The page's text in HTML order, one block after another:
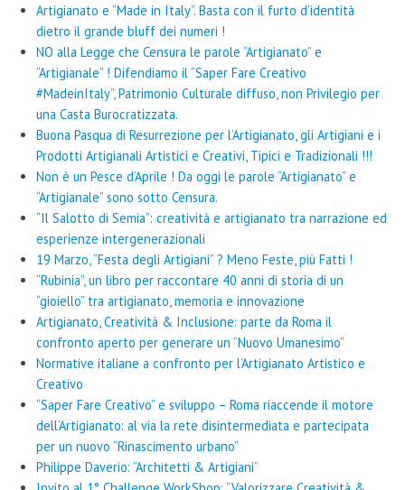
Artigianato e “Made in Italy”. Basta con il furto d’identità
dietro il grande bluff dei numeri !
NO alla Legge che Censura le parole “Artigianato” e
“Artigianale” ! Difendiamo il “Saper Fare Creativo
#MadeinItaly”, Patrimonio Culturale diffuso, non Privilegio per
una Casta Burocratizzata.
Buona Pasqua di Resurrezione per l’Artigianato, gli Artigiani e i
Prodotti Artigianali Artistici e Creativi, Tipici e Tradizionali !!!
Non è un Pesce d’Aprile ! Da oggi le parole “Artigianato” e
“Artigianale” sono sotto Censura.
“Il Salotto di Semia”: creatività e artigianato tra narrazione ed
esperienze intergenerazionali
19 Marzo, “Festa degli Artigiani” ? Meno Feste, più Fatti !
“Rubinia”, un libro per raccontare 40 anni di storia di un
“gioiello” tra artigianato, memoria e innovazione
Artigianato, Creatività & Inclusione: parte da Roma il
confronto aperto per generare un “Nuovo Umanesimo”
Normative italiane a confronto per l’Artigianato Artistico e
Creativo
“Saper Fare Creativo” e sviluppo – Roma riaccende il motore
dell’Artigianato: al via la rete disintermediata e partecipata
per un nuovo “Rinascimento urbano”
Philippe Daverio: “Architetti & Artigiani”